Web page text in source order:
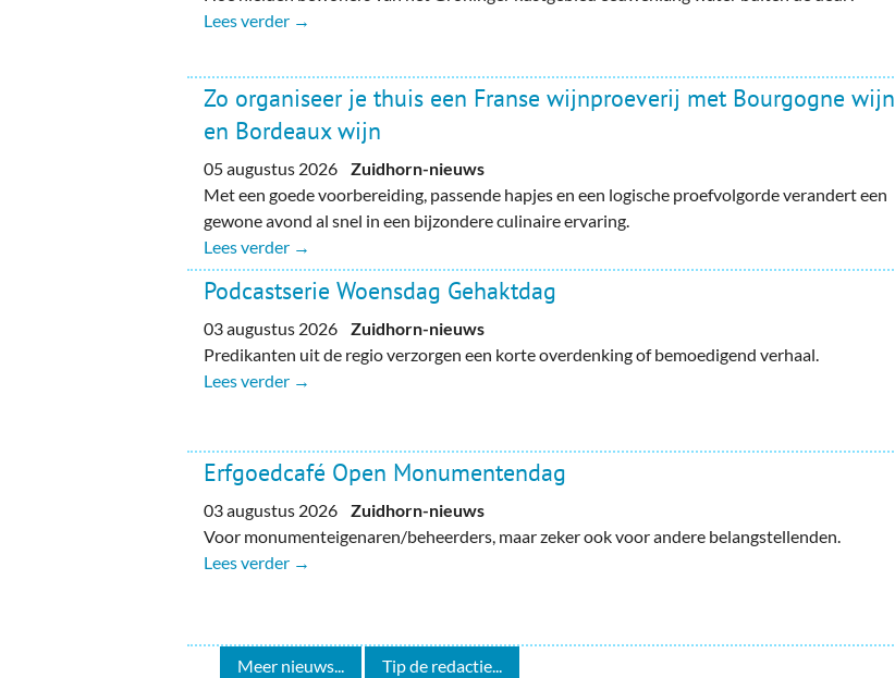
Lees verder →
Zo organiseer je thuis een Franse wijnproeverij met Bourgogne wijn
en Bordeaux wijn
05 augustus 2026Zuidhorn-nieuws
Met een goede voorbereiding, passende hapjes en een logische proefvolgorde verandert een
gewone avond al snel in een bijzondere culinaire ervaring.
Lees verder →
Podcastserie Woensdag Gehaktdag
03 augustus 2026Zuidhorn-nieuws
Predikanten uit de regio verzorgen een korte overdenking of bemoedigend verhaal.
Lees verder →
Erfgoedcafé Open Monumentendag
03 augustus 2026Zuidhorn-nieuws
Voor monumenteigenaren/beheerders, maar zeker ook voor andere belangstellenden.
Lees verder →
Meer nieuws... Tip de redactie...